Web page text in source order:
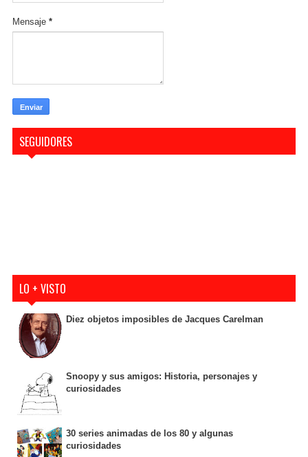
Mensaje *
SEGUIDORES
LO + VISTO
Diez objetos imposibles de Jacques Carelman
Snoopy y sus amigos: Historia, personajes y
curiosidades
30 series animadas de los 80 y algunas
curiosidades